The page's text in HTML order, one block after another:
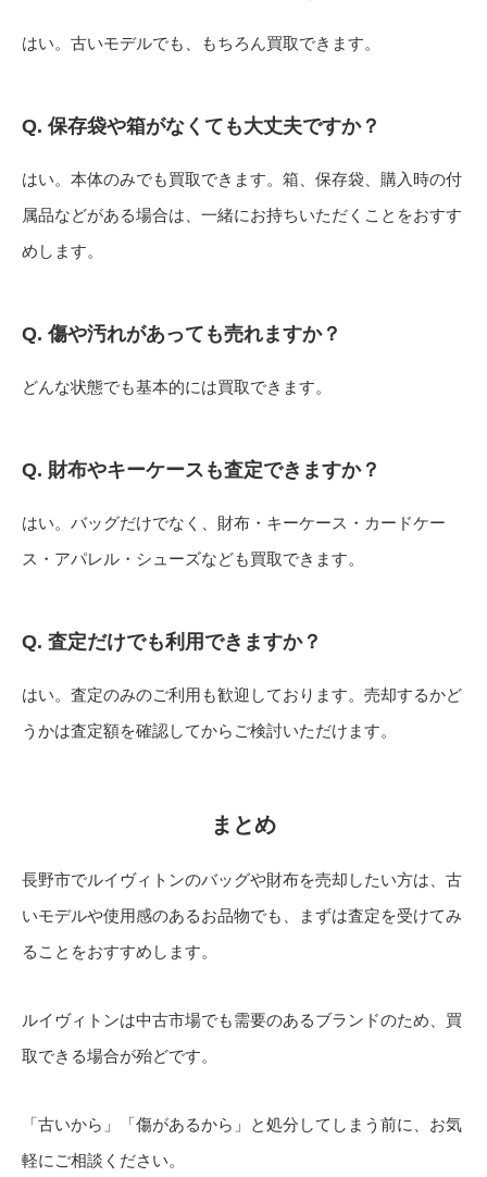
はい。古いモデルでも、もちろん買取できます。
Q. 保存袋や箱がなくても大丈夫ですか？
はい。本体のみでも買取できます。箱、保存袋、購入時の付
属品などがある場合は、一緒にお持ちいただくことをおすす
めします。
Q. 傷や汚れがあっても売れますか？
どんな状態でも基本的には買取できます。
Q. 財布やキーケースも査定できますか？
はい。バッグだけでなく、財布・キーケース・カードケー
ス・アパレル・シューズなども買取できます。
Q. 査定だけでも利用できますか？
はい。査定のみのご利用も歓迎しております。売却するかど
うかは査定額を確認してからご検討いただけます。
まとめ
長野市でルイヴィトンのバッグや財布を売却したい方は、古
いモデルや使用感のあるお品物でも、まずは査定を受けてみ
ることをおすすめします。
ルイヴィトンは中古市場でも需要のあるブランドのため、買
取できる場合が殆どです。
「古いから」「傷があるから」と処分してしまう前に、お気
軽にご相談ください。